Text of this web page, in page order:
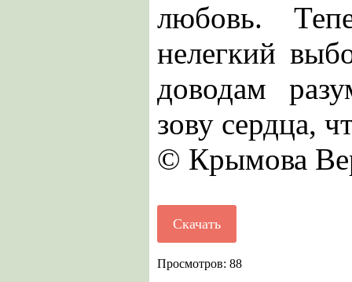
любовь.
нелегкий
доводам
зову сердца,
© Крымова
Скачать
Просмотров: 88